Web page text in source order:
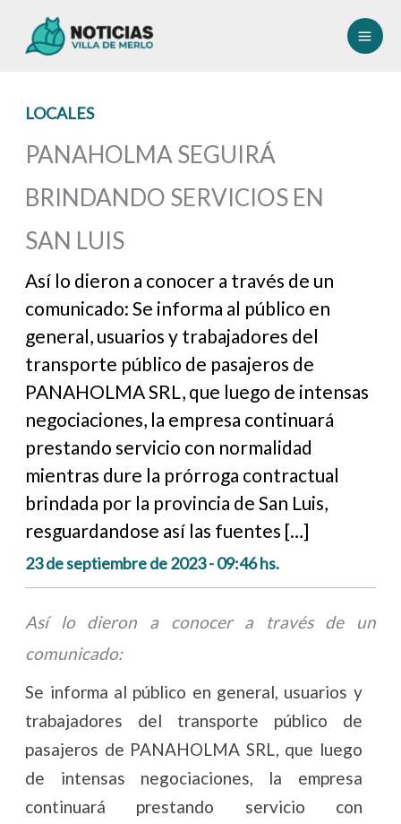
LOCALES
PANAHOLMA SEGUIRÁ
BRINDANDO SERVICIOS EN
SAN LUIS
Así lo dieron a conocer a través de un
comunicado: Se informa al público en
general, usuarios y trabajadores del
transporte público de pasajeros de
PANAHOLMA SRL, que luego de intensas
negociaciones, la empresa continuará
prestando servicio con normalidad
mientras dure la prórroga contractual
brindada por la provincia de San Luis,
resguardandose así las fuentes […]
23 de septiembre de 2023 - 09:46 hs.
Así lo dieron a conocer a través de un
comunicado:
Se informa al público en general, usuarios y
trabajadores del transporte público de
pasajeros de PANAHOLMA SRL, que luego
de intensas negociaciones, la empresa
continuará prestando servicio con